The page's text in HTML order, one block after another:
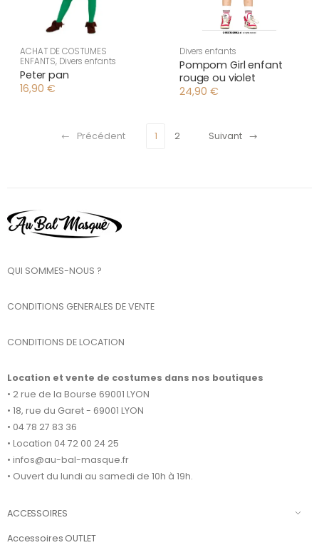
ACHAT DE COSTUMES
ENFANTS, Divers enfants
Peter pan
16,90 €
Divers enfants
Pompom Girl enfant
rouge ou violet
24,90 €
Précédent 1 2 Suivant
QUI SOMMES-NOUS ?
CONDITIONS GENERALES DE VENTE
CONDITIONS DE LOCATION
Location et vente de costumes dans nos boutiques
• 2 rue de la Bourse 69001 LYON
• 18, rue du Garet - 69001 LYON
• 04 78 27 83 36
• Location 04 72 00 24 25
• infos@au-bal-masque.fr
• Ouvert du lundi au samedi de 10h à 19h.
ACCESSOIRES
Accessoires OUTLET